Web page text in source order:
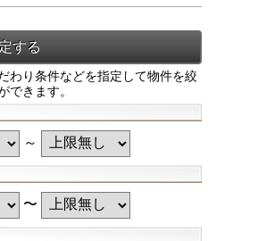
わり条件などを指定して物件を絞
できます。
～
〜